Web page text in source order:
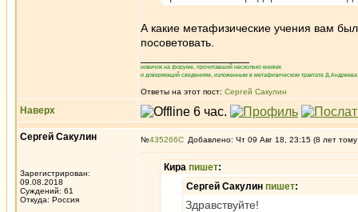
А какие метафизические учения вам
посоветовать.
новичок на форуме, прочитавший несколько книжек
и доверяющий сведениям, изложенным в метафизическом трактате
Ответы на этот пост: Сергей Сакулин
Наверх
Сергей Сакулин
Зарегистрирован:
09.08.2018
Суждений: 61
Откуда: Россия
№435266 Добавлено: Чт 09 Авг 18, 23:15 (8 лет
Кира пишет:
Сергей Сакулин пишет:
Здравствуйте!